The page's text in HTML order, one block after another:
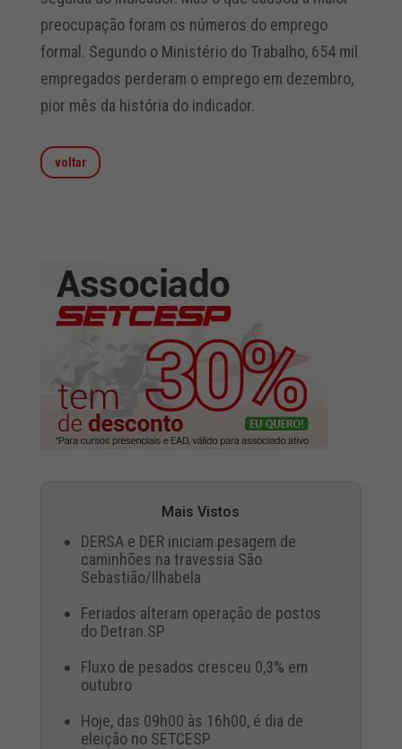
preocupação foram os números do emprego
formal. Segundo o Ministério do Trabalho, 654 mil
empregados perderam o emprego em dezembro,
pior mês da história do indicador.
voltar
Mais Vistos
DERSA e DER iniciam pesagem de
caminhões na travessia São
Sebastião/Ilhabela
Feriados alteram operação de postos
do Detran.SP
Fluxo de pesados cresceu 0,3% em
outubro
Hoje, das 09h00 às 16h00, é dia de
eleição no SETCESP